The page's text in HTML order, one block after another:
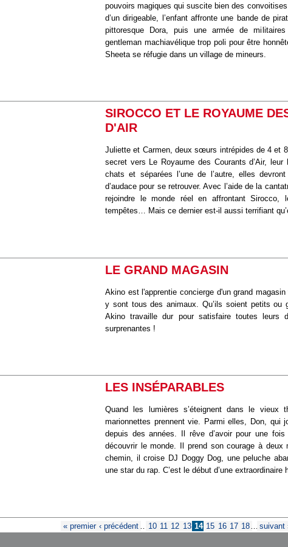
pouvoirs magiques qui suscite bien des
d’un dirigeable, l’enfant affronte une bande de
pittoresque Dora, puis une armée de
gentleman machiavélique trop poli pour être
Sheeta se réfugie dans un village de mineurs.
SIROCCO ET LE ROYAUME
D'AIR
Juliette et Carmen, deux sœurs intrépides de 4 et
secret vers Le Royaume des Courants d’Air,
chats et séparées l’une de l’autre, elles
d’audace pour se retrouver. Avec l’aide de la
rejoindre le monde réel en affrontant
tempêtes… Mais ce dernier est-il aussi terrifiant
LE GRAND MAGASIN
Akino est l'apprentie concierge d'un grand
y sont tous des animaux. Qu’ils soient petits ou
Akino travaille dur pour satisfaire toutes leurs
surprenantes !
LES INSÉPARABLES
Quand les lumières s’éteignent dans le vieux
marionnettes prennent vie. Parmi elles, Don, qui
depuis des années. Il rêve d’avoir pour une
découvrir le monde. Il prend son courage à
chemin, il croise DJ Doggy Dog, une peluche
une star du rap. C’est le début d’une extraordinaire
« premier ‹ précédent … 10 11 12 13 14 15 16 17 18… suivant